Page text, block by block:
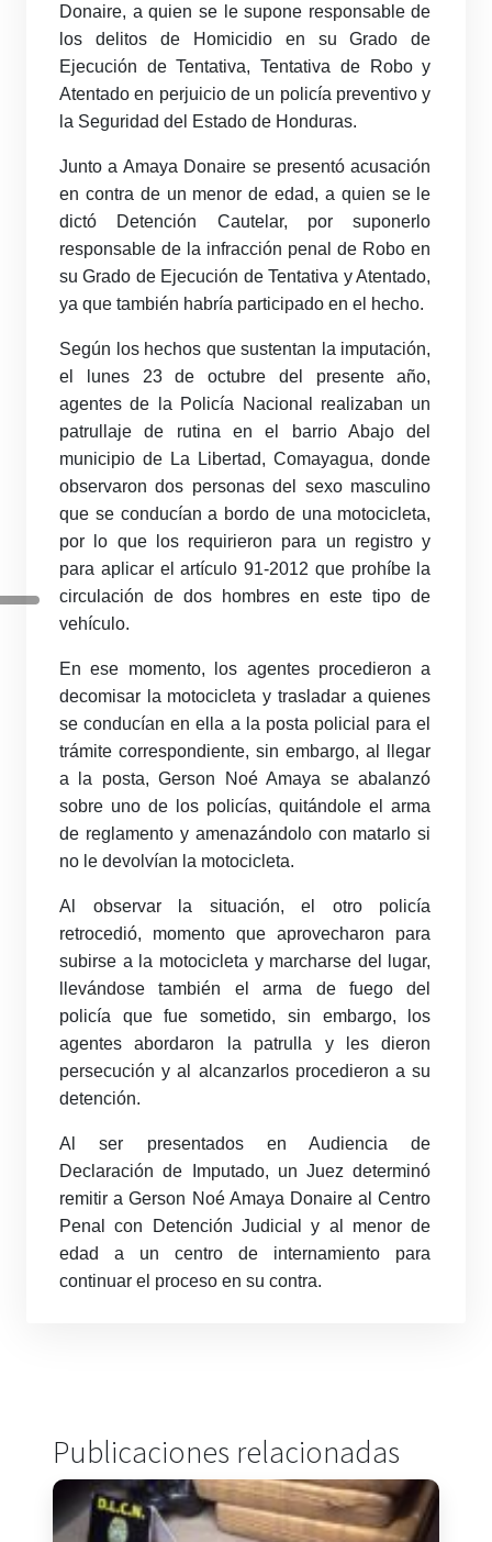
Donaire, a quien se le supone responsable de
los delitos de Homicidio en su Grado de
Ejecución de Tentativa, Tentativa de Robo y
Atentado en perjuicio de un policía preventivo y
la Seguridad del Estado de Honduras.
Junto a Amaya Donaire se presentó acusación
en contra de un menor de edad, a quien se le
dictó Detención Cautelar, por suponerlo
responsable de la infracción penal de Robo en
su Grado de Ejecución de Tentativa y Atentado,
ya que también habría participado en el hecho.
Según los hechos que sustentan la imputación,
el lunes 23 de octubre del presente año,
agentes de la Policía Nacional realizaban un
patrullaje de rutina en el barrio Abajo del
municipio de La Libertad, Comayagua, donde
observaron dos personas del sexo masculino
que se conducían a bordo de una motocicleta,
por lo que los requirieron para un registro y
para aplicar el artículo 91-2012 que prohíbe la
circulación de dos hombres en este tipo de
vehículo.
En ese momento, los agentes procedieron a
decomisar la motocicleta y trasladar a quienes
se conducían en ella a la posta policial para el
trámite correspondiente, sin embargo, al llegar
a la posta, Gerson Noé Amaya se abalanzó
sobre uno de los policías, quitándole el arma
de reglamento y amenazándolo con matarlo si
no le devolvían la motocicleta.
Al observar la situación, el otro policía
retrocedió, momento que aprovecharon para
subirse a la motocicleta y marcharse del lugar,
llevándose también el arma de fuego del
policía que fue sometido, sin embargo, los
agentes abordaron la patrulla y les dieron
persecución y al alcanzarlos procedieron a su
detención.
Al ser presentados en Audiencia de
Declaración de Imputado, un Juez determinó
remitir a Gerson Noé Amaya Donaire al Centro
Penal con Detención Judicial y al menor de
edad a un centro de internamiento para
continuar el proceso en su contra.
Publicaciones relacionadas